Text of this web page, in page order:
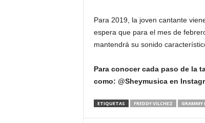
Para 2019, la joven cantante
espera que para el mes de
mantendrá su sonido
Para conocer cada paso de la
como: @Sheymusica en
ETIQUETAS FREDDY VILCHEZ GRAMMY